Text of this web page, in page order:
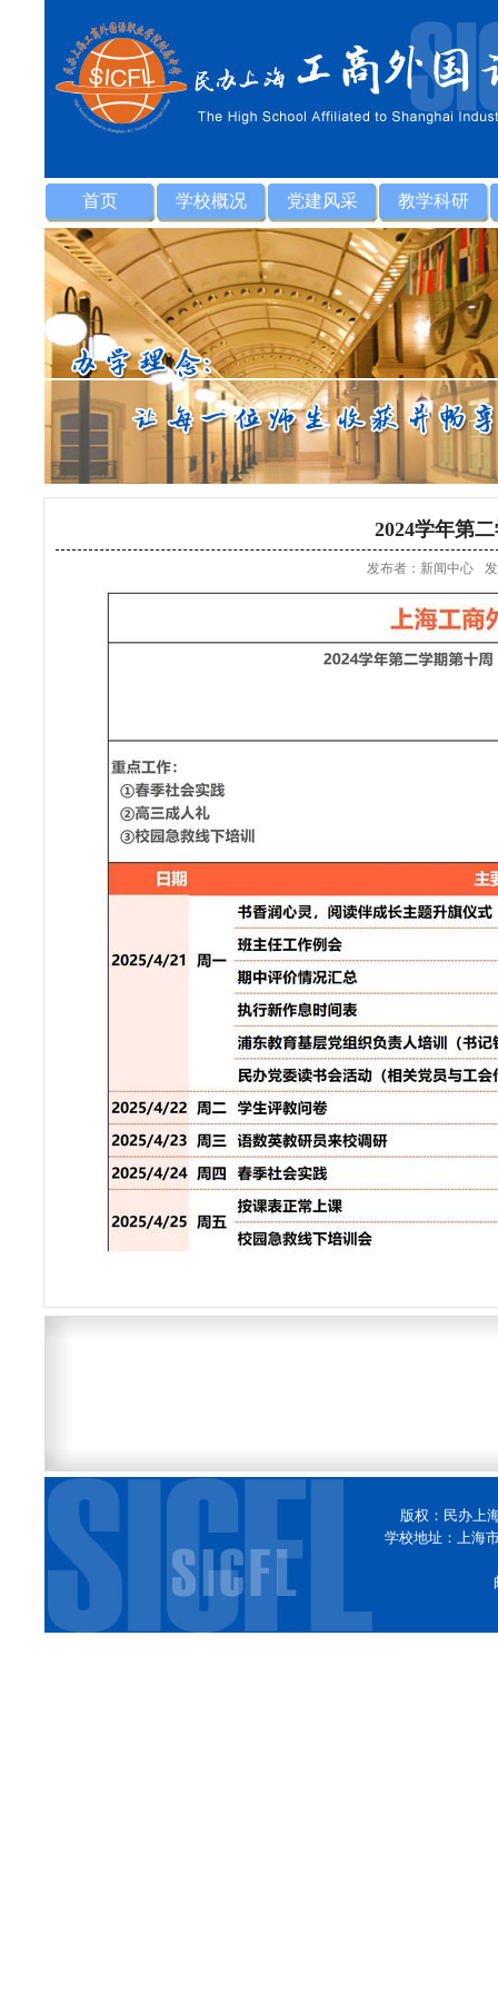
首页 学校概况 党建风采 教学科研
2024学年第
发布者：新闻中心
版权：民办上
学校地址：上海